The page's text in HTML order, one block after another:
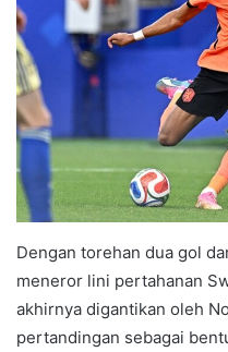
Dengan torehan dua gol
meneror lini pertahanan
akhirnya digantikan oleh
pertandingan sebagai